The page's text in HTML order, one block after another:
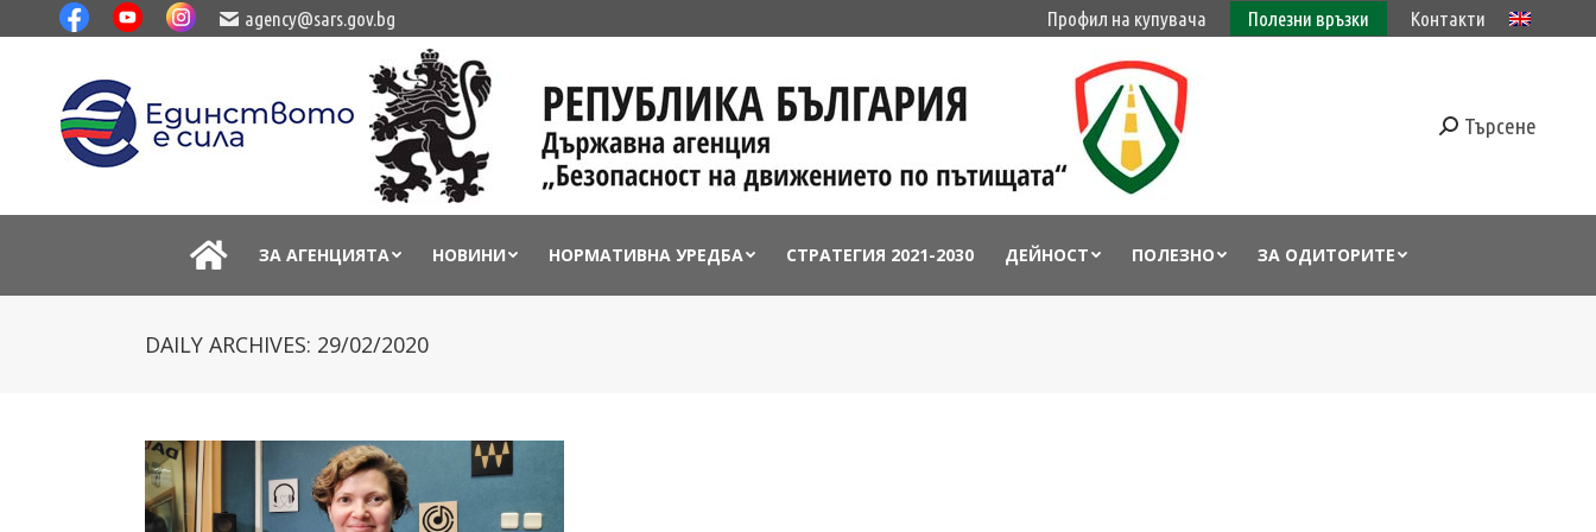
agency@sars.gov.bg Профил на купувача Полезни връзки Контакти
Търсене
ЗА АГЕНЦИЯТА НОВИНИ НОРМАТИВНА УРЕДБА СТРАТЕГИЯ 2021-2030 ДЕЙНОСТ ПОЛЕЗНО ЗА ОДИТОРИТЕ
DAILY ARCHIVES: 29/02/2020